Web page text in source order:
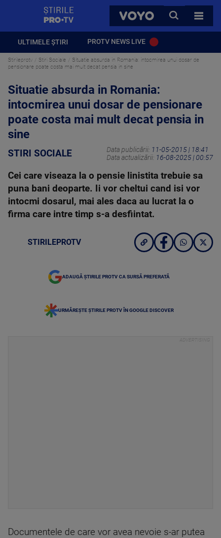
VOYO
CAUTA
TOATE
ULTIMELE ȘTIRI PROTV NEWS LIVE
Stirileprotv Stiri Sociale
Situatie absurda in Romania: intocmirea unui dosar de
pensionare poate costa mai mult decat pensia in sine
Situatie absurda in Romania:
intocmirea unui dosar de pensionare
poate costa mai mult decat pensia in
sine
STIRI SOCIALE Data publicării: 11-05-2015 | 18:41
Data actualizării: 16-08-2025 | 00:57
Cei care viseaza la o pensie linistita trebuie sa
puna bani deoparte. Ii vor cheltui cand isi vor
intocmi dosarul, mai ales daca au lucrat la o
firma care intre timp s-a desfiintat.
STIRILEPROTV
ADAUGĂ ȘTIRILE PROTV CA SURSĂ PREFERATĂ
URMĂREȘTE ȘTIRILE PROTV ÎN GOOGLE DISCOVER
Documentele de care vor avea nevoie s-ar putea